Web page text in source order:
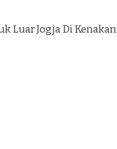
Luar Jogja Di Kenakan